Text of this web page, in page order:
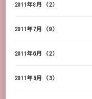
2011年8月 (2)
2011年7月 (9)
2011年6月 (2)
2011年5月 (3)